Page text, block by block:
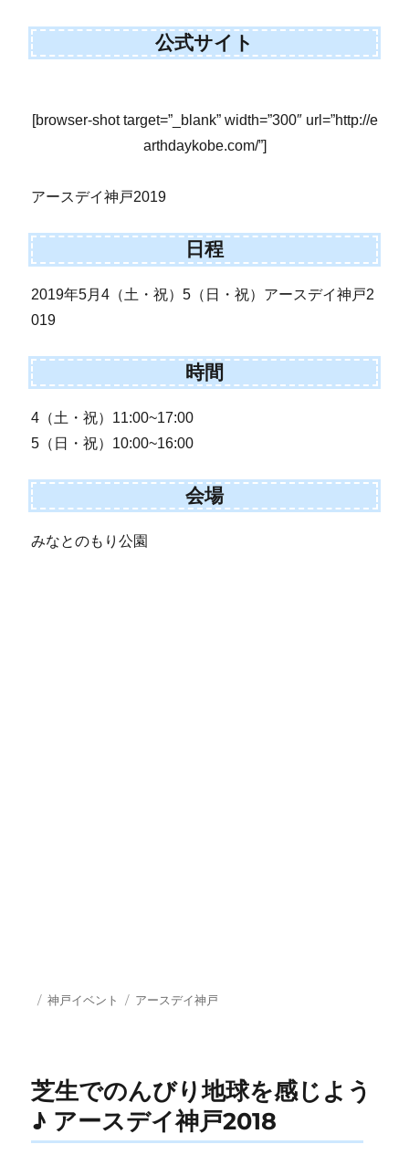
公式サイト
[browser-shot target=”_blank” width=”300″ url=”http://e
arthdaykobe.com/”]
アースデイ神戸2019
日程
2019年5月4（土・祝）5（日・祝）アースデイ神戸2
019
時間
4（土・祝）11:00~17:00
5（日・祝）10:00~16:00
会場
みなとのもり公園
投 カ
ー
神戸イベント
タ
アースデイ神戸
芝生でのんびり地球を感じよう
♪ アースデイ神戸2018